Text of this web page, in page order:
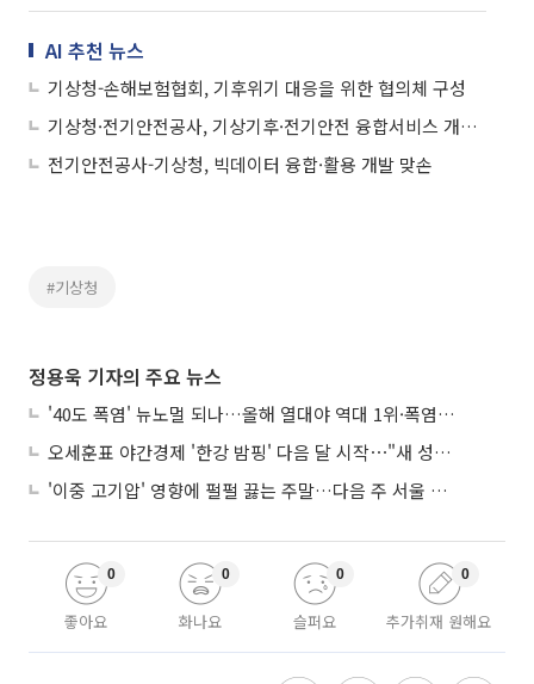
AI 추천 뉴스
기상청-손해보험협회, 기후위기 대응을 위한 협의체 구성
기상청·전기안전공사, 기상기후·전기안전 융합서비스 개발 '맞손'
전기안전공사-기상청, 빅데이터 융합·활용 개발 맞손
#기상청
정용욱 기자의 주요 뉴스
'40도 폭염' 뉴노멀 되나…올해 열대야 역대 1위·폭염일수 평년 3배 넘어
오세훈표 야간경제 '한강 밤핑' 다음 달 시작⋯"새 성장동력 만들 것"
'이중 고기압' 영향에 펄펄 끓는 주말…다음 주 서울 포함 서쪽이 더 덥다
좋아요
0
화나요
0
슬퍼요
0
추가취재 원해요
0